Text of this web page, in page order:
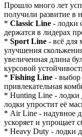
Прошло много лет
получили развитие в
* Classic Line - лодки
держатся в лидерах
* Sport Line - всё для
улучшения
увеличенная длина
курсовой
* Fishing Line - выбор
привлекательная
* Hunting Line - лодки
лодки упростит её
* Air Line - надувное
ускоряет и упрощает
* Heavy Duty - лодки